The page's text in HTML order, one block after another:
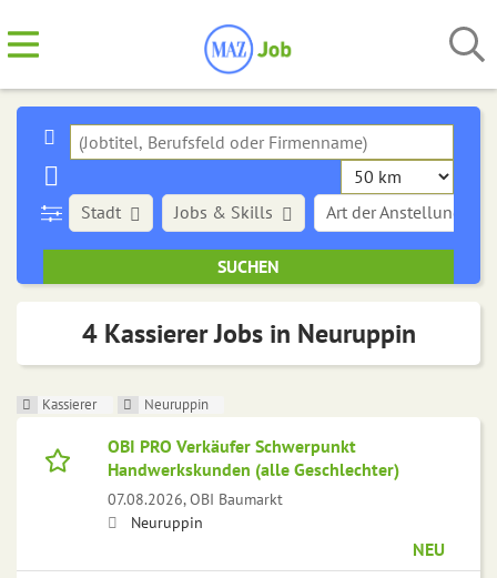
Stadt Art der Anstellung
Jobs & Skills
4 Kassierer Jobs in Neuruppin
Kassierer Neuruppin
OBI PRO Verkäufer Schwerpunkt
Handwerkskunden (alle Geschlechter)
07.08.2026,OBI Baumarkt
Neuruppin
NEU